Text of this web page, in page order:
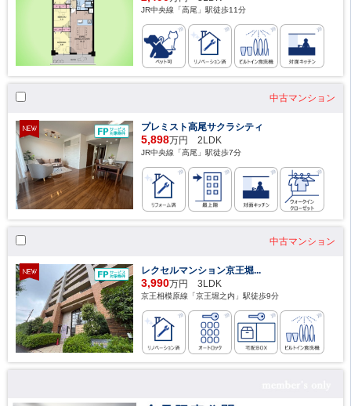
JR中央線「高尾」駅徒歩11分
中古マンション
プレミスト高尾サクラシティ
5,898万円 2LDK
JR中央線「高尾」駅徒歩7分
中古マンション
レクセルマンション京王堀...
3,990万円 3LDK
京王相模原線「京王堀之内」駅徒歩9分